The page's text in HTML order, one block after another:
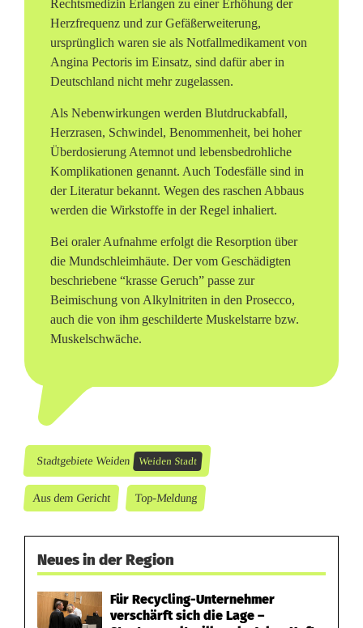
Rechtsmedizin Erlangen zu einer Erhöhung der
Herzfrequenz und zur Gefäßerweiterung,
ursprünglich waren sie als Notfallmedikament von
Angina Pectoris im Einsatz, sind dafür aber in
Deutschland nicht mehr zugelassen.
Als Nebenwirkungen werden Blutdruckabfall,
Herzrasen, Schwindel, Benommenheit, bei hoher
Überdosierung Atemnot und lebensbedrohliche
Komplikationen genannt. Auch Todesfälle sind in
der Literatur bekannt. Wegen des raschen Abbaus
werden die Wirkstoffe in der Regel inhaliert.
Bei oraler Aufnahme erfolgt die Resorption über
die Mundschleimhäute. Der vom Geschädigten
beschriebene “krasse Geruch” passe zur
Beimischung von Alkylnitriten in den Prosecco,
auch die von ihm geschilderte Muskelstarre bzw.
Muskelschwäche.
Stadtgebiete Weiden Weiden Stadt
Aus dem Gericht Top-Meldung
Neues in der Region
Für Recycling-Unternehmer
verschärft sich die Lage –